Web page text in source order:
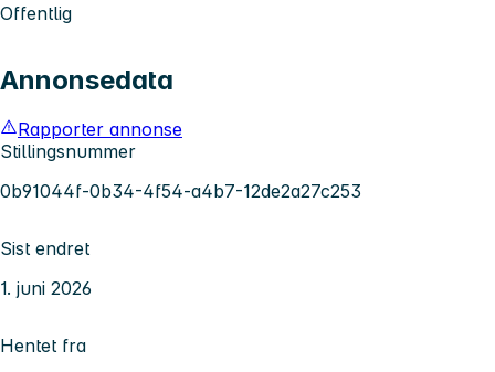
Offentlig
Annonsedata
Rapporter annonse
Stillingsnummer
0b91044f-0b34-4f54-a4b7-12de2a27c253
Sist endret
1. juni 2026
Hentet fra